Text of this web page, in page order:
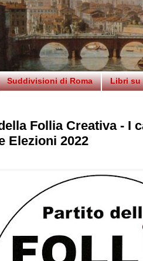
Suddivisioni di Roma Libri su
Follia Creativa - I
Elezioni 2022